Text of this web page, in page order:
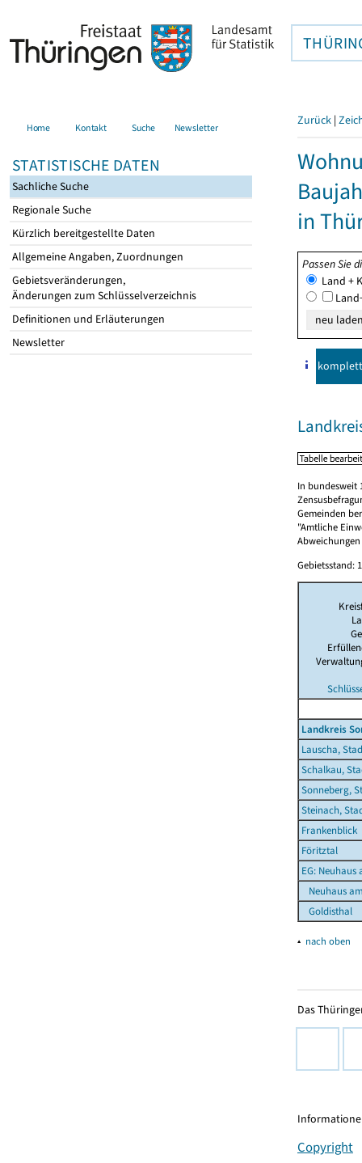
Home Kontakt Suche Newsletter
STATISTISCHE DATEN
Sachliche Suche
Regionale Suche
Kürzlich bereitgestellte Daten
Allgemeine Angaben, Zuordnungen
Gebietsveränderungen,
Änderungen zum Schlüsselverzeichnis
Definitionen und Erläuterungen
Newsletter
Zurück |
in
Passen Sie
Land +
komplett
In bundesweit
Gemeinden
"Amtliche
Gebietsstand:
Landkreis
Lauscha,
Schalkau,
Sonneberg,
Steinach,
Frankenblick
Föritztal
EG: Neuhaus
Neuhaus
Goldisthal
▴ nach oben
Das
Copyright